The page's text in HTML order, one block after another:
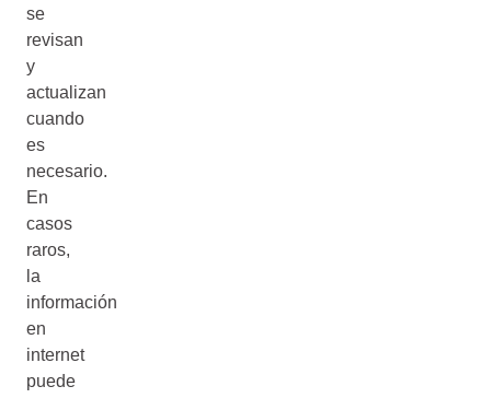
se
revisan
y
actualizan
cuando
es
necesario.
En
casos
raros,
la
información
en
internet
puede